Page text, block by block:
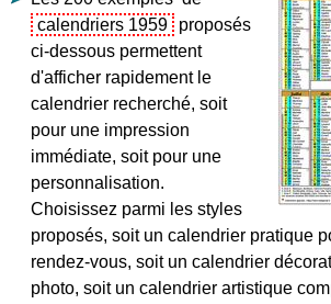
calendriers 1959
proposés
ci-dessous permettent
d'afficher rapidement le
calendrier recherché, soit
pour une impression
immédiate, soit pour une
personnalisation.
Choisissez parmi les styles
proposés, soit un calendrier pratique
rendez-vous, soit un calendrier
photo, soit un calendrier artistique